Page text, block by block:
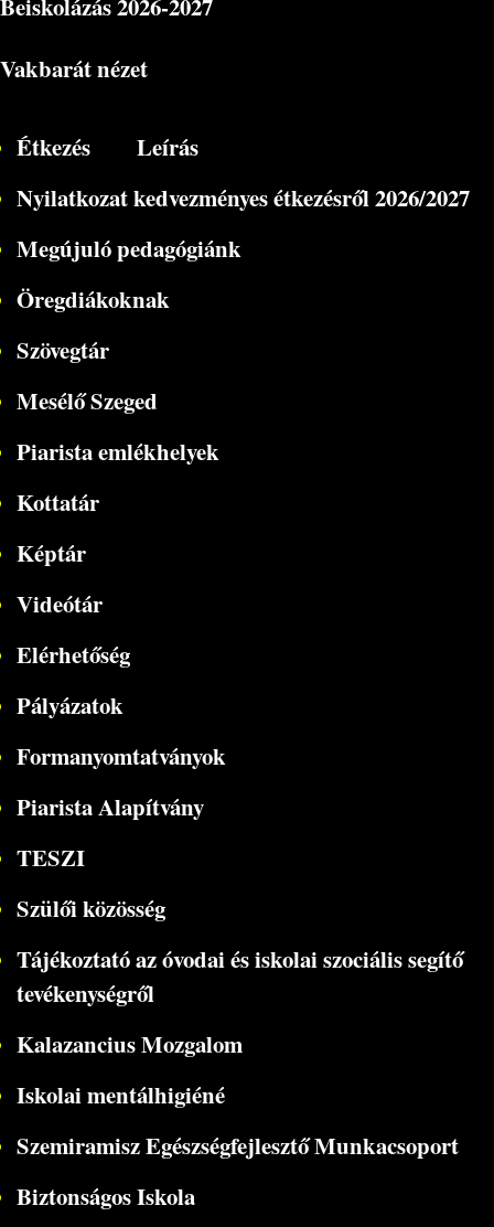
Beiskolázás2026-2027
Vakbarát nézet
Étkezés
Leírás
Nyilatkozat kedvezményes étkezésről 2026/2027
Megújuló pedagógiánk
Öregdiákoknak
Szövegtár
Mesélő Szeged
Piarista emlékhelyek
Kottatár
Képtár
Videótár
Elérhetőség
Pályázatok
Formanyomtatványok
Piarista Alapítvány
TESZI
Szülői közösség
Tájékoztató az óvodai és iskolai szociális segítő
tevékenységről
Kalazancius Mozgalom
Iskolai mentálhigiéné
Szemiramisz Egészségfejlesztő Munkacsoport
Biztonságos Iskola